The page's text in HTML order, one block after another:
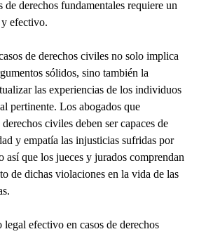
derechos fundamentales requiere un
efectivo.
de derechos civiles no solo implica
sólidos, sino también la
las experiencias de los individuos
pertinente. Los abogados que
civiles deben ser capaces de
y empatía las injusticias sufridas por
así que los jueces y jurados comprendan
de dichas violaciones en la vida de las
legal efectivo en casos de derechos